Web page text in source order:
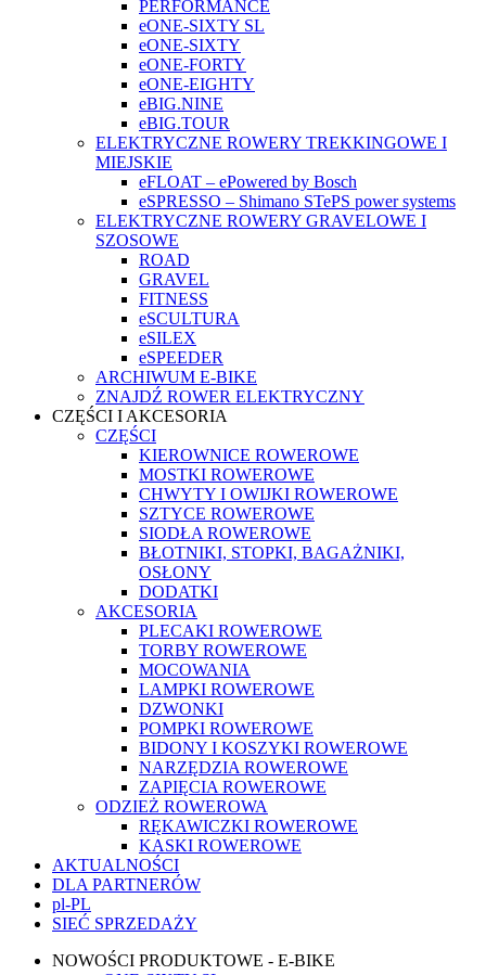
PERFORMANCE
eONE-SIXTY SL
eONE-SIXTY
eONE-FORTY
eONE-EIGHTY
eBIG.NINE
eBIG.TOUR
ELEKTRYCZNE ROWERY TREKKINGOWE I
MIEJSKIE
eFLOAT – ePowered by Bosch
eSPRESSO – Shimano STePS power systems
ELEKTRYCZNE ROWERY GRAVELOWE I
SZOSOWE
ROAD
GRAVEL
FITNESS
eSCULTURA
eSILEX
eSPEEDER
ARCHIWUM E-BIKE
ZNAJDŹ ROWER ELEKTRYCZNY
CZĘŚCI I AKCESORIA
CZĘŚCI
KIEROWNICE ROWEROWE
MOSTKI ROWEROWE
CHWYTY I OWIJKI ROWEROWE
SZTYCE ROWEROWE
SIODŁA ROWEROWE
BŁOTNIKI, STOPKI, BAGAŻNIKI,
OSŁONY
DODATKI
AKCESORIA
PLECAKI ROWEROWE
TORBY ROWEROWE
MOCOWANIA
LAMPKI ROWEROWE
DZWONKI
POMPKI ROWEROWE
BIDONY I KOSZYKI ROWEROWE
NARZĘDZIA ROWEROWE
ZAPIĘCIA ROWEROWE
ODZIEŻ ROWEROWA
RĘKAWICZKI ROWEROWE
KASKI ROWEROWE
AKTUALNOŚCI
DLA PARTNERÓW
pl-PL
SIEĆ SPRZEDAŻY
NOWOŚCI PRODUKTOWE - E-BIKE